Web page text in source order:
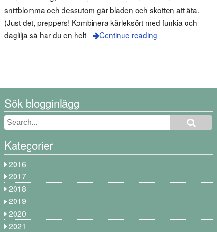
snittblomma och dessutom går bladen och skotten att äta.
(Just det, preppers! Kombinera kärleksört med funkia och
daglilja så har du en helt
Continue reading
Sök blogginlägg
Kategorier
2016
2017
2018
2019
2020
2021